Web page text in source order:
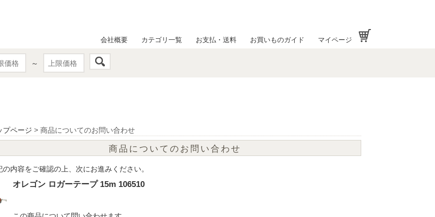
～
会社概要 カテゴリ一覧 お支払・送料 お買いものガイド マイページ
プページ > 商品についてのお問い合わせ
商品についてのお問い合わせ
の内容をご確認の上、次にお進みください。
オレゴン ロガーテープ 15m 106510